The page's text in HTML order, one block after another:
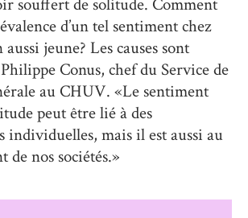
d’un tel sentiment chez
jeune? Les causes sont
Conus, chef du Service de
au CHUV. «Le sentiment
peut être lié à des
individuelles, mais il est aussi au
de nos sociétés.»